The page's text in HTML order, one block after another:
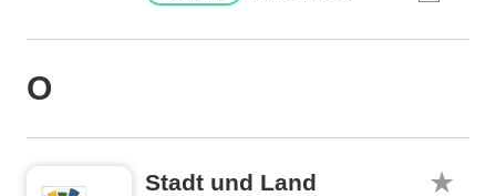
O
Stadt und Land